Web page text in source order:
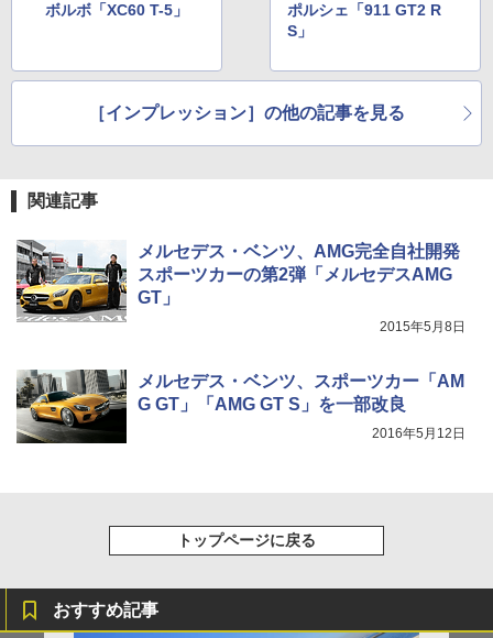
ボルボ「XC60 T-5」
ポルシェ「911 GT2 R
S」
［インプレッション］の他の記事を見る
関連記事
メルセデス・ベンツ、AMG完全自社開発
スポーツカーの第2弾「メルセデスAMG
GT」
2015年5月8日
メルセデス・ベンツ、スポーツカー「AM
G GT」「AMG GT S」を一部改良
2016年5月12日
トップページに戻る
おすすめ記事